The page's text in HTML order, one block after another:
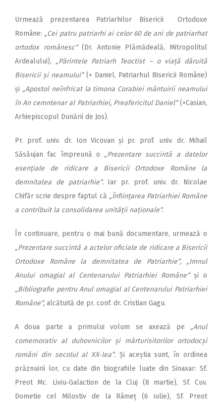
Urmează prezentarea Patriarhilor Bisericii Ortodoxe
Române: „Cei patru patriarhi ai celor 60 de ani de patriarhat
ortodox românesc“(Dr. Antonie Plămădeală, Mitropolitul
Ardealului), „Părintele Patriarh Teoctist – o viață dăruită
Bisericii și neamului“(+ Daniel, Patriarhul Bisericii Române)
și „Apostol neînfricat la timona Corabiei mântuirii neamului
în An cemntenar al Patriarhiei, Preafericitul Daniel“(+Casian,
Arhiepiscopul Dunării de Jos).
Pr. prof. univ. dr. Ion Vicovan și pr. prof. univ. dr. Mihail
Săsăujan fac împreună o „Prezentare succintă a datelor
esențiale de ridicare a Bisericii Ortodoxe Române la
demnitatea de patriarhie“.Iar pr. prof. univ. dr. Nicolae
Chifăr scrie despre faptul că „Înființarea Patriarhiei Române
a contribuit la consolidarea unității naționale“.
În continuare, pentru o mai bună documentare, urmează o
„Prezentare succintă a actelor oficiale de ridicare a Bisericii
Ortodoxe Române la demnitatea de Patriarhie“,
„Imnul
Anului omagial al Centenarului Patriarhiei Române“și o
„Bibliografie pentru Anul omagial al Centenarului Patriarhiei
Ro­mâne“, alcătuită de pr. conf. dr. Cristian Gagu.
A doua parte a primului volum se axează pe „Anul
comemorativ al duhovnicilor și mărturisitorilor ortodocși
români din secolul al XX‑lea“. Și aceștia sunt, în ordinea
prăznuirii lor, cu date din biografiile luate din Sinaxar: Sf.
Preot Mc. Liviu‑Galaction de la Cluj (8 martie), Sf. Cuv.
Dometie cel Milostiv de la Râmeț (6 iulie), Sf. Preot